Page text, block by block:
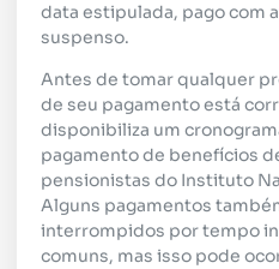
data estipulada, pago com
suspenso.
Antes de tomar qualquer
de seu pagamento está
disponibiliza um
pagamento de benefícios
pensionistas do Instituto
Alguns pagamentos
interrompidos por tempo
comuns, mas isso pode